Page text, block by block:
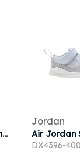
Air Jordan 1 Mid SS TD 'Skyline' | Blue | Infant Size 3
Jordan
DX4396-400